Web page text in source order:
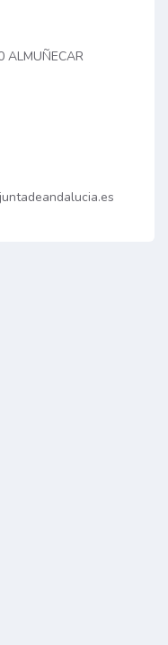
ALMUÑECAR